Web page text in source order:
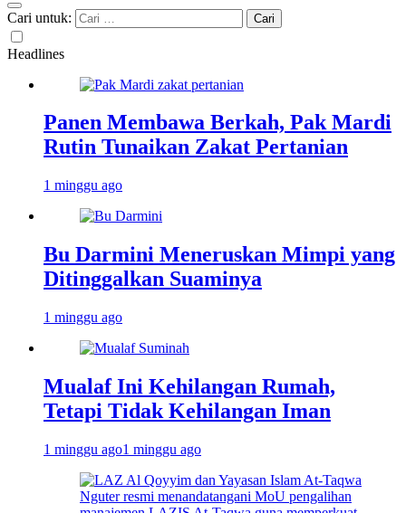
Cari untuk:
Headlines
Panen Membawa Berkah, Pak Mardi
Rutin Tunaikan Zakat Pertanian
1 minggu ago
Bu Darmini Meneruskan Mimpi yang
Ditinggalkan Suaminya
1 minggu ago
Mualaf Ini Kehilangan Rumah,
Tetapi Tidak Kehilangan Iman
1 minggu ago1 minggu ago